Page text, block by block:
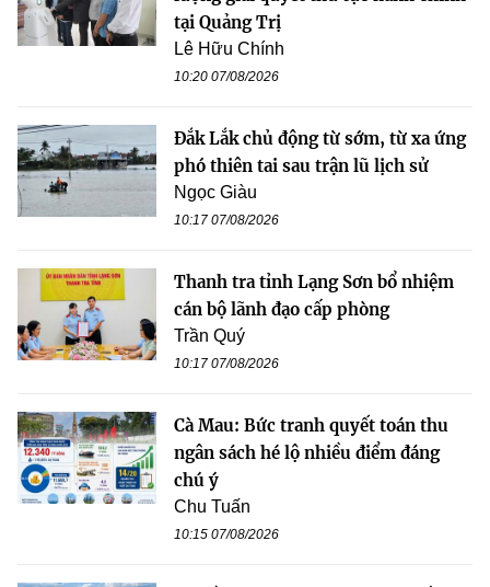
tại Quảng Trị
Lê Hữu Chính
10:20 07/08/2026
Đắk Lắk chủ động từ sớm, từ xa ứng
phó thiên tai sau trận lũ lịch sử
Ngọc Giàu
10:17 07/08/2026
Thanh tra tỉnh Lạng Sơn bổ nhiệm
cán bộ lãnh đạo cấp phòng
Trần Quý
10:17 07/08/2026
Cà Mau: Bức tranh quyết toán thu
ngân sách hé lộ nhiều điểm đáng
chú ý
Chu Tuấn
10:15 07/08/2026